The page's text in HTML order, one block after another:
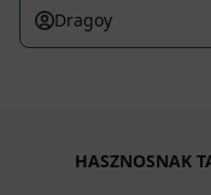
Dragoy
HASZNOSNAK